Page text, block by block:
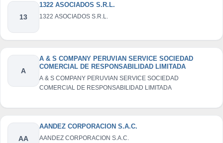
13
1322 ASOCIADOS S.R.L.
1322 ASOCIADOS S.R.L.
A
A & S COMPANY PERUVIAN SERVICE SOCIEDAD
COMERCIAL DE RESPONSABILIDAD LIMITADA
A & S COMPANY PERUVIAN SERVICE SOCIEDAD
COMERCIAL DE RESPONSABILIDAD LIMITADA
AA
AANDEZ CORPORACION S.A.C.
AANDEZ CORPORACION S.A.C.